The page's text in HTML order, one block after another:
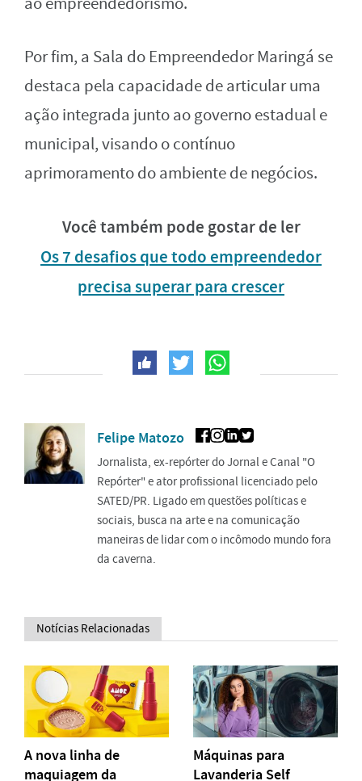
Por fim, a Sala do Empreendedor Maringá se
destaca pela capacidade de articular uma
ação integrada junto ao governo estadual e
municipal, visando o contínuo
aprimoramento do ambiente de negócios.
Você também pode gostar de ler
Os 7 desafios que todo empreendedor
precisa superar para crescer
Felipe Matozo
Jornalista, ex-repórter do Jornal e Canal "O
Repórter" e ator profissional licenciado pelo
SATED/PR. Ligado em questões políticas e
sociais, busca na arte e na comunicação
maneiras de lidar com o incômodo mundo fora
da caverna.
Notícias Relacionadas
A nova linha de
maquiagem da
Máquinas para
Lavanderia Self